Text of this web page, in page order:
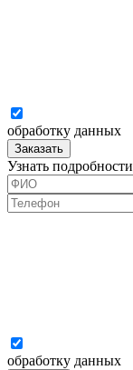
обработку данных
Заказать
Узнать подробности
обработку данных